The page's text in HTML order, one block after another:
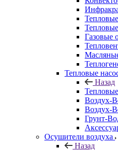
Газовые
Тепловые
Назад
Воздух-
Воздух-
Грунт-
Осушители воздуха
Назад